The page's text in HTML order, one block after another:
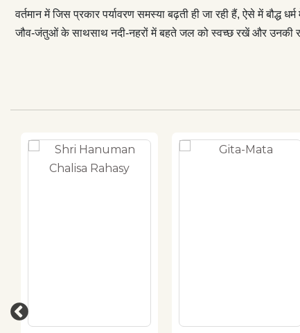
वर्तमान में जिस प्रकार पर्यावरण समस्या बढ़ती ही जा रही हैं, ऐसे में बौद्ध
जौव-जंतुओं के साथसाथ नदी-नहरों में बहते जल को स्वच्छ रखें और उनकी